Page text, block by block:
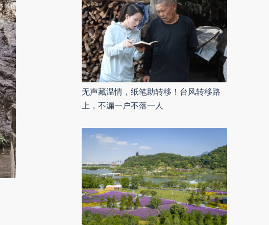
无声藏温情，纸笔助转移！台风转移路
上，不漏一户不落一人